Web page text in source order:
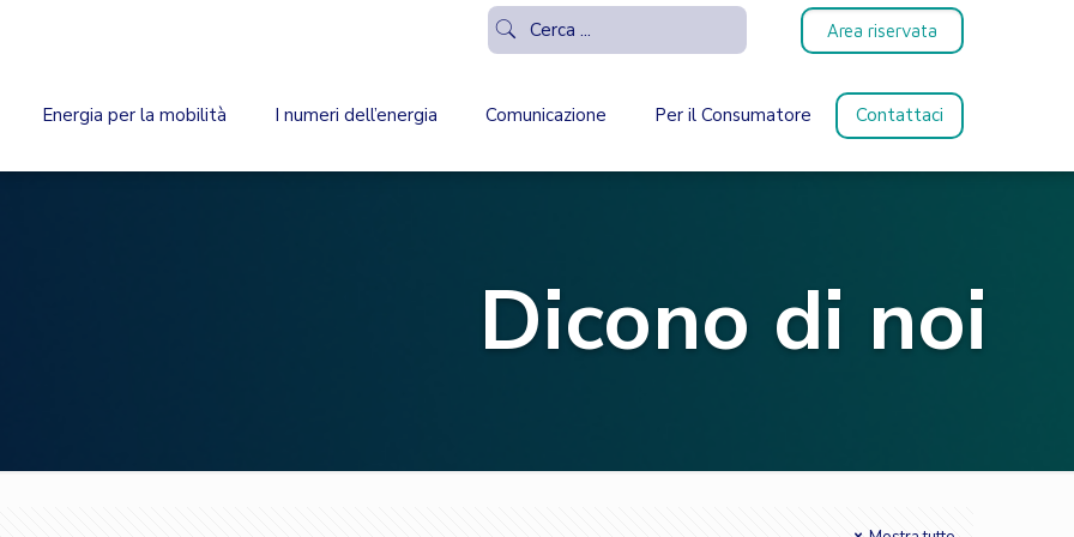
Area riservata
Energia per la mobilità I numeri dell’energia Comunicazione Per il Consumatore Contattaci
Dicono di noi